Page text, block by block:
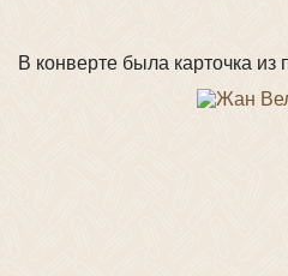
В конверте была карточка